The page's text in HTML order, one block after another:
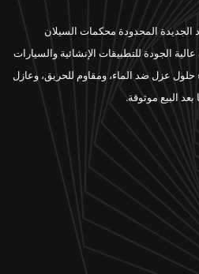
الجديدة المحدودة محكمات السيلان
الجودة للتطبيقات الإنشائية والسيارات
حلول عزل ضد الماء، ومقاوم للحريق، وعازل
البيع موثوقة.